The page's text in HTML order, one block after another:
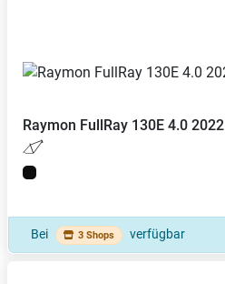
Raymon FullRay 130E 4.0 2022
Bei 3 Shops verfügbar